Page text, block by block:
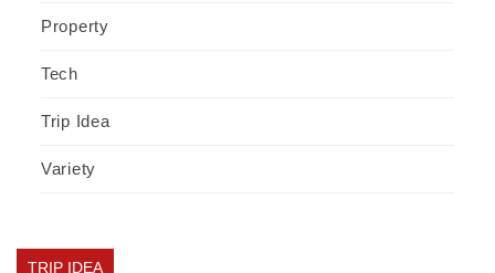
Property
Tech
Trip Idea
Variety
TRIP IDEA